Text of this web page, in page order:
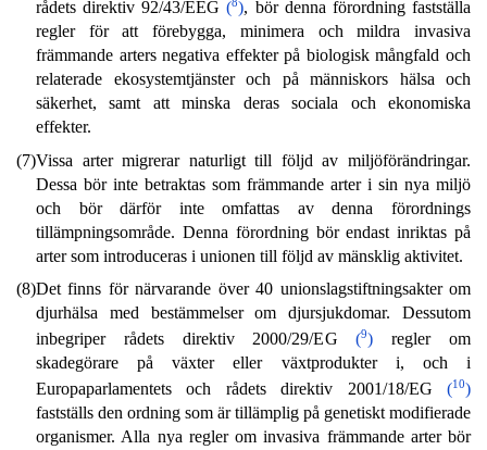
rådets direktiv 92/43/EEG( ), bör denna förordning fastställa
regler för att förebygga, minimera och mildra invasiva
främmande arters negativa effekter på biologisk mångfald och
relaterade ekosystemtjänster och på människors hälsa och
säkerhet, samt att minska deras sociala och ekonomiska
effekter.
(7)Vissa arter migrerar naturligt till följd av miljöförändringar.
Dessa bör inte betraktas som främmande arter i sin nya miljö
och bör därför inte omfattas av denna förordnings
tillämpningsområde. Denna förordning bör endast inriktas på
arter som introduceras i unionen till följd av mänsklig aktivitet.
(8)Det finns för närvarande över 40 unionslagstiftningsakter om
djurhälsa med bestämmelser om djursjukdomar. Dessutom
inbegriper rådets direktiv 2000/29/EG(9) regler om
skadegörare på växter eller växtprodukter i, och i
Europaparlamentets och rådets direktiv 2001/18/EG (10)
fastställs den ordning som är tillämplig på genetiskt modifierade
organismer. Alla nya regler om invasiva främmande arter bör